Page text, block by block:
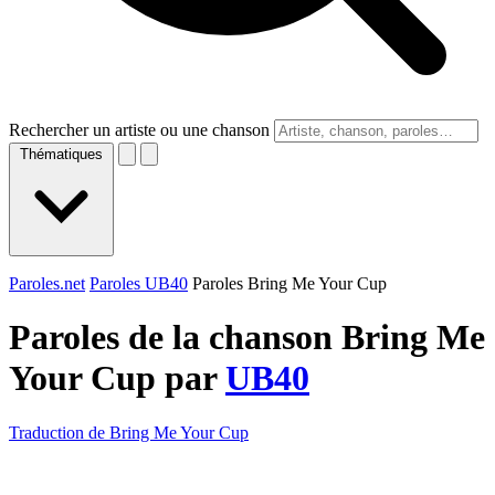
Rechercher un artiste ou une chanson
Thématiques
Paroles.net Paroles UB40 Paroles Bring Me Your Cup
Paroles de la chanson Bring Me
Your Cup parUB40
Traduction de Bring Me Your Cup